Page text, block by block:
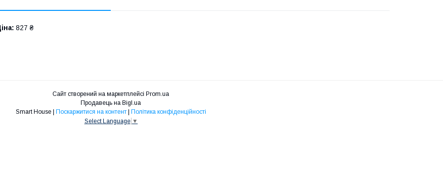
827 ₴
Сайт створений на маркетплейсі Prom.ua
Продавець на Bigl.ua
Smart House | Поскаржитися на контент | Політика конфіденційності
Select Language ▼